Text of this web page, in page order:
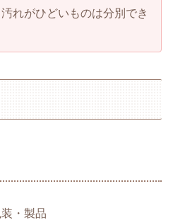
れがひどいものは分別でき
・製品